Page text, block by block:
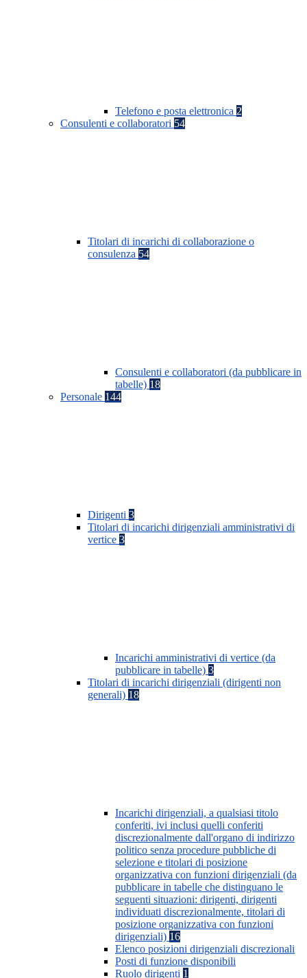
Telefono e posta elettronica 2
Consulenti e collaboratori 54
Titolari di incarichi di collaborazione o
consulenza 54
Consulenti e collaboratori (da pubblicare in
tabelle) 18
Personale 144
Dirigenti 3
Titolari di incarichi dirigenziali amministrativi di
vertice 3
Incarichi amministrativi di vertice (da
pubblicare in tabelle) 3
Titolari di incarichi dirigenziali (dirigenti non
generali) 18
Incarichi dirigenziali, a qualsiasi titolo
conferiti, ivi inclusi quelli conferiti
discrezionalmente dall'organo di indirizzo
politico senza procedure pubbliche di
selezione e titolari di posizione
organizzativa con funzioni dirigenziali (da
pubblicare in tabelle che distinguano le
seguenti situazioni: dirigenti, dirigenti
individuati discrezionalmente, titolari di
posizione organizzativa con funzioni
dirigenziali) 16
Elenco posizioni dirigenziali discrezionali
Posti di funzione disponibili
Ruolo dirigenti 1